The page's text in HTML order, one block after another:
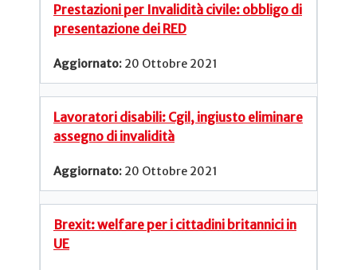
Prestazioni per Invalidità civile: obbligo di
presentazione dei RED
20 Ottobre 2021
Lavoratori disabili: Cgil, ingiusto eliminare
assegno di invalidità
20 Ottobre 2021
Brexit: welfare per i cittadini britannici in
UE